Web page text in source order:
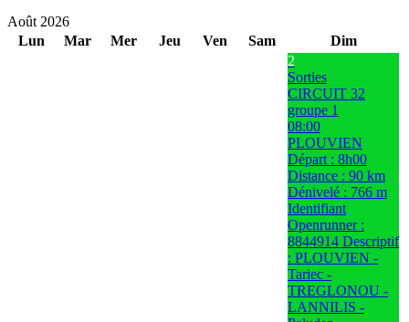
Août 2026
Lun
Mar Mer Jeu Ven Sam Dim
2
Sorties
CIRCUIT 32
groupe 1
08:00
PLOUVIEN
Départ : 8h00
Distance : 90 km
Dénivelé : 766 m
Identifiant
Openrunner :
8844914 Descriptif
: PLOUVIEN -
Tariec -
TREGLONOU -
LANNILIS -